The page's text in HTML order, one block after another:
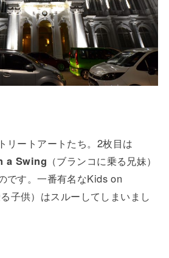
リートアートたち。2枚目は
a Swing （ブランコに乗る兄妹）
です。一番有名なKids on
子供）はスルーしてしまいまし